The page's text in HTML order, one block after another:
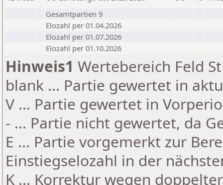
Gesamtpartien 9
Elozahl per 01.04.2026
Elozahl per 01.07.2026
Elozahl per 01.10.2026
Hinweis1 Wertebereich Feld
blank ... Partie gewertet in
V ... Partie gewertet in
- ... Partie nicht gewertet, da
E ... Partie vorgemerkt zur
Einstiegselozahl in der
K ... Korrektur wegen